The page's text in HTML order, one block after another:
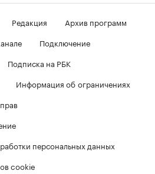
Редакция
Архив программ
Подключение
Подписка на РБК
Информация об ограничениях
персональных данных
cookie